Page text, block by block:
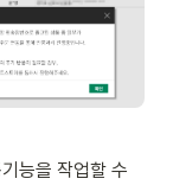
능을 작업할 수